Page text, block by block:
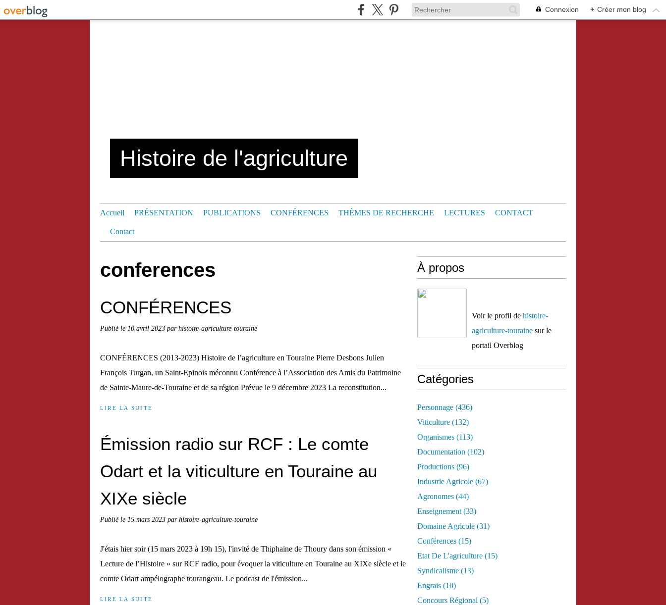
Connexion + Créer mon blog
Histoire de l'agriculture
Accueil PRÉSENTATION PUBLICATIONS CONFÉRENCES THÈMES DE RECHERCHE LECTURES CONTACT
Contact
conferences
CONFÉRENCES
Publié le 10 avril 2023 par histoire-agriculture-touraine
CONFÉRENCES (2013-2023) Histoire de l’agriculture en Touraine Pierre Desbons Julien
François Turgan, un Saint-Epinois méconnu Conférence à l’Association des Amis du Patrimoine
de Sainte-Maure-de-Touraine et de sa région Prévue le 9 décembre 2023 La reconstitution...
LIRE LA SUITE
Émission radio sur RCF : Le comte
Odart et la viticulture en Touraine au
XIXe siècle
Publié le 15 mars 2023 par histoire-agriculture-touraine
J'étais hier soir (15 mars 2023 à 19h 15), l'invité de Thiphaine de Thoury dans son émission «
Lecture de l’Histoire » sur RCF radio, pour évoquer la viticulture en Touraine au XIXe siècle et le
comte Odart ampélographe tourangeau. Le podcast de l'émission...
LIRE LA SUITE
À propos
Voir le profil de histoire-
agriculture-touraine sur le
portail Overblog
Catégories
Personnage (436)
Viticulture (132)
Organismes (113)
Documentation (102)
Productions (96)
Industrie Agricole (67)
Agronomes (44)
Enseignement (33)
Domaine Agricole (31)
Conférences (15)
Etat De L'agriculture (15)
Syndicalisme (13)
Engrais (10)
Concours Régional (5)